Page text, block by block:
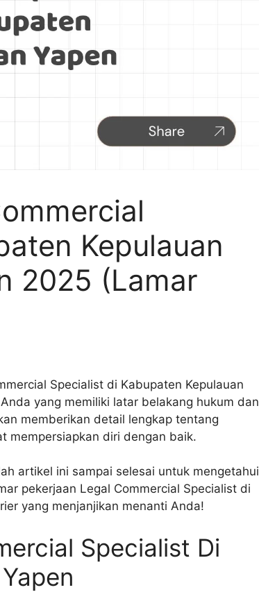
Kepulauan
2025 (Lamar
Specialist di Kabupaten Kepulauan
yang memiliki latar belakang hukum dan
memberikan detail lengkap tentang
mempersiapkan diri dengan baik.
artikel ini sampai selesai untuk mengetahui
pekerjaan Legal Commercial Specialist di
yang menjanjikan menanti Anda!
Specialist Di